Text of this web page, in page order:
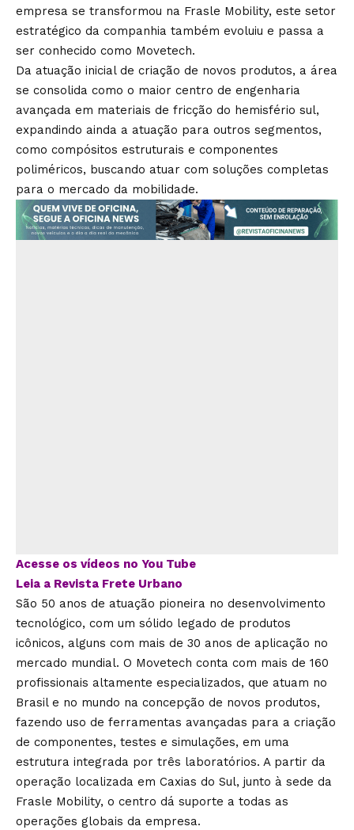
empresa se transformou na Frasle Mobility, este setor
estratégico da companhia também evoluiu e passa a
ser conhecido como Movetech.
Da atuação inicial de criação de novos produtos, a área
se consolida como o maior centro de engenharia
avançada em materiais de fricção do hemisfério sul,
expandindo ainda a atuação para outros segmentos,
como compósitos estruturais e componentes
poliméricos, buscando atuar com soluções completas
para o mercado da mobilidade.
Acesse os vídeos no You Tube
Leia a Revista Frete Urbano
São 50 anos de atuação pioneira no desenvolvimento
tecnológico, com um sólido legado de produtos
icônicos, alguns com mais de 30 anos de aplicação no
mercado mundial. O Movetech conta com mais de 160
profissionais altamente especializados, que atuam no
Brasil e no mundo na concepção de novos produtos,
fazendo uso de ferramentas avançadas para a criação
de componentes, testes e simulações, em uma
estrutura integrada por três laboratórios. A partir da
operação localizada em Caxias do Sul, junto à sede da
Frasle Mobility, o centro dá suporte a todas as
operações globais da empresa.